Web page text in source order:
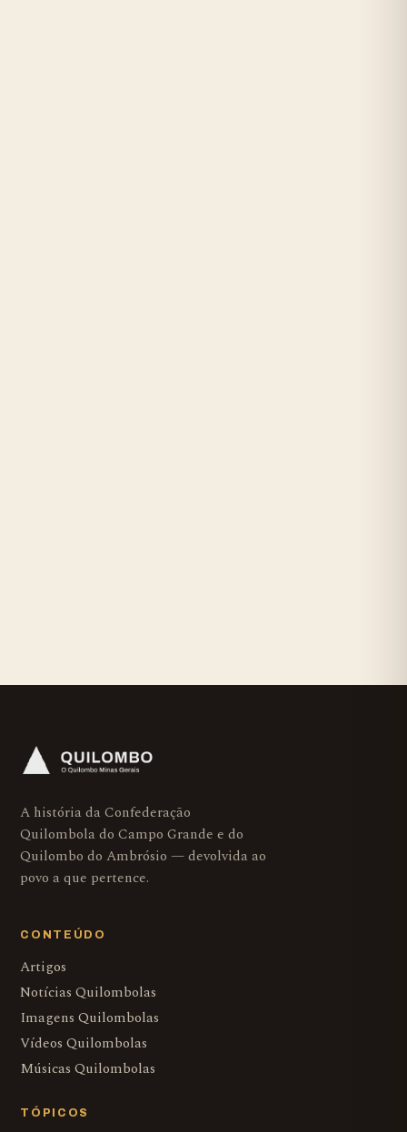
A história da Confederação
Quilombola do Campo Grande e do
Quilombo do Ambrósio — devolvida ao
povo a que pertence.
CONTEÚDO
Artigos
Notícias Quilombolas
Imagens Quilombolas
Vídeos Quilombolas
Músicas Quilombolas
TÓPICOS